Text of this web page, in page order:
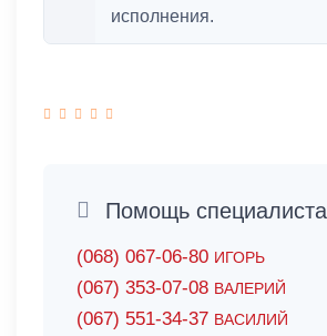
исполнения.
Помощь
(068) 067-06-80 ИГОРЬ
(067) 353-07-08 ВАЛЕРИЙ
(067) 551-34-37 ВАСИЛИЙ